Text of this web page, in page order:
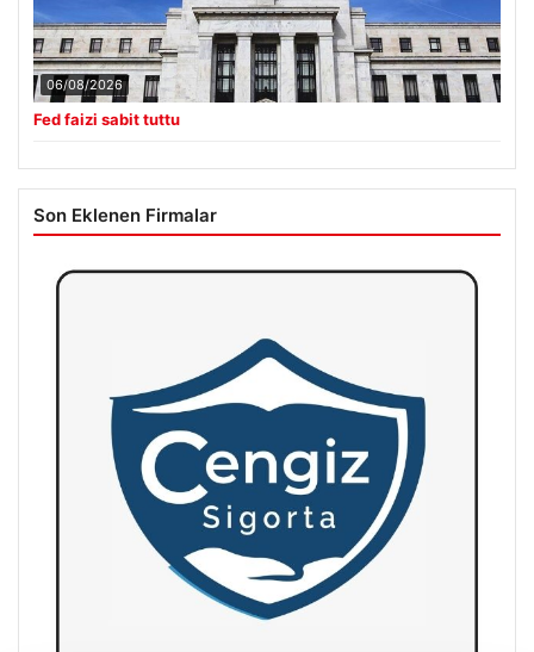
06/08/2026
Fed faizi sabit tuttu
Son Eklenen Firmalar